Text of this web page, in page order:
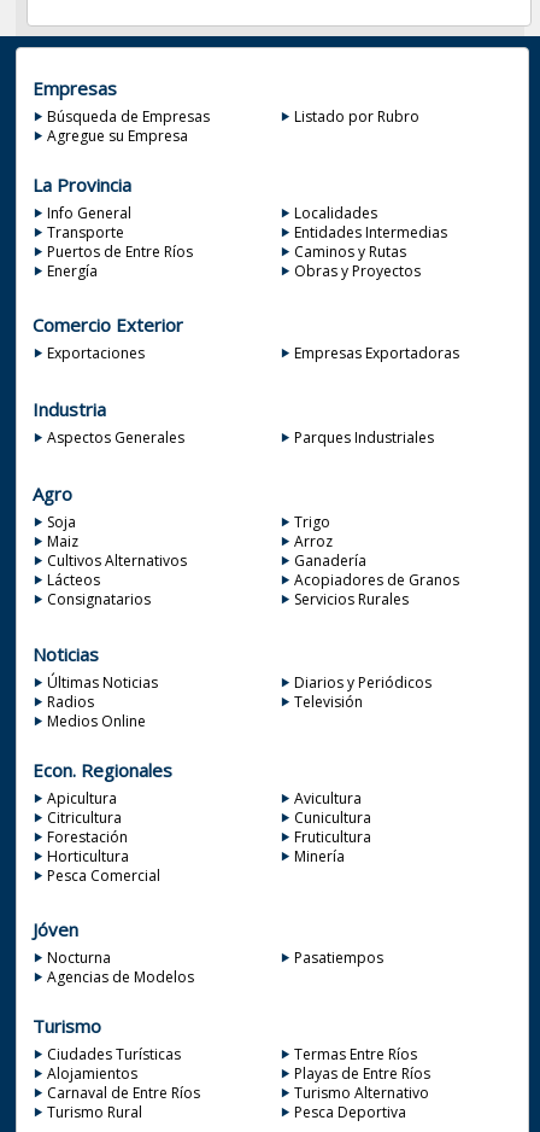
Empresas
Búsqueda de Empresas
Listado por Rubro
Agregue su Empresa
La Provincia
Info General
Localidades
Transporte
Entidades Intermedias
Puertos de Entre Ríos
Caminos y Rutas
Energía
Obras y Proyectos
Comercio Exterior
Exportaciones Empresas Exportadoras
Industria
Aspectos Generales Parques Industriales
Agro
Soja
Trigo
Maiz
Arroz
Cultivos Alternativos
Ganadería
Lácteos
Acopiadores de Granos
Consignatarios
Servicios Rurales
Noticias
Últimas Noticias
Diarios y Periódicos
Radios
Televisión
Medios Online
Econ. Regionales
Apicultura
Avicultura
Citricultura
Cunicultura
Forestación
Fruticultura
Horticultura
Minería
Pesca Comercial
Jóven
Nocturna
Pasatiempos
Agencias de Modelos
Turismo
Ciudades Turísticas
Termas Entre Ríos
Alojamientos
Playas de Entre Ríos
Carnaval de Entre Ríos
Turismo Alternativo
Turismo Rural
Pesca Deportiva